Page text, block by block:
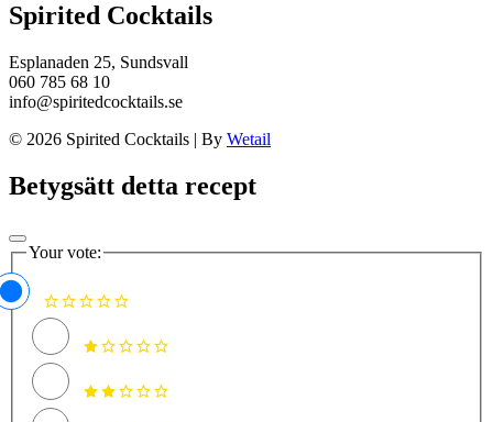
Spirited Cocktails
Esplanaden 25, Sundsvall
060 785 68 10
info@spiritedcocktails.se
© 2026 Spirited Cocktails | By Wetail
Betygsätt detta recept
Your vote: